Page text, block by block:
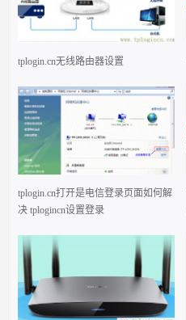
tplogin.cn无线路由器设置
tplogin.cn打开是电信登录页面如何解
决 tplogincn设置登录